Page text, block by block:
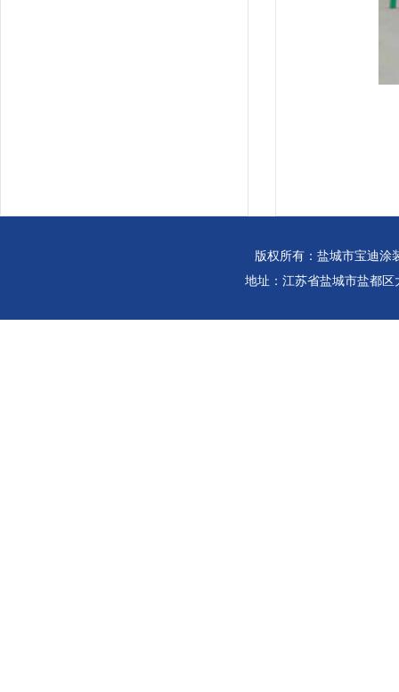
版权所有：盐城市宝迪涂
地址：江苏省盐城市盐都